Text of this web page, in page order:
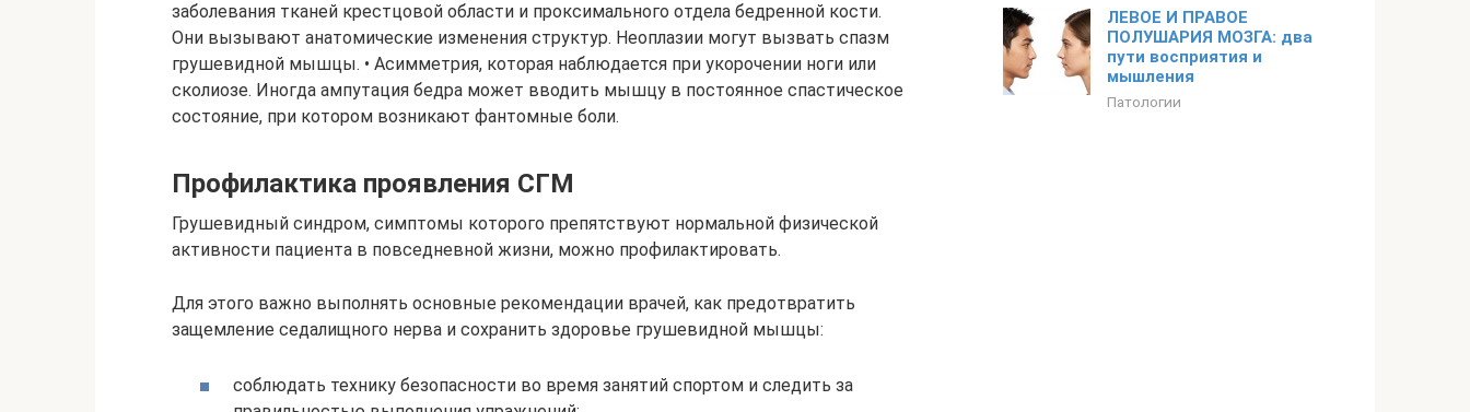
заболевания тканей крестцовой области и проксимального отдела бедренной кости.
Они вызывают анатомические изменения структур. Неоплазии могут вызвать спазм
грушевидной мышцы. • Асимметрия, которая наблюдается при укорочении ноги или
сколиозе. Иногда ампутация бедра может вводить мышцу в постоянное спастическое
состояние, при котором возникают фантомные боли.
Профилактика проявления СГМ
Грушевидный синдром, симптомы которого препятствуют нормальной физической
активности пациента в повседневной жизни, можно профилактировать.
Для этого важно выполнять основные рекомендации врачей, как предотвратить
защемление седалищного нерва и сохранить здоровье грушевидной мышцы:
соблюдать технику безопасности во время занятий спортом и следить за
ЛЕВОЕ И ПРАВОЕ
ПОЛУШАРИЯ МОЗГА: два
пути восприятия и
мышления
Патологии